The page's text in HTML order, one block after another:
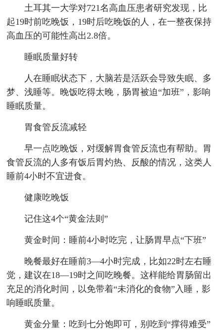
土耳其一大学对721名高血压患者研究发现，比
起19时前吃晚饭，19时后吃晚饭的人，在一整夜保持
高血压的可能性高出2.8倍。
睡眠质量好转
人在睡眠状态下，大脑若是活跃会导致失眠、多
梦、浅睡等。晚饭吃得太晚，肠胃被迫“加班”，影响
睡眠质量。
胃食管反流减轻
早一点吃晚饭，对缓解胃食管反流也有帮助。胃
食管反流的人多有饭后胃灼热、反酸的情况，这类人
睡前4小时不宜进食。
健康吃晚饭
记住这4个“黄金法则”
黄金时间：睡前4小时吃完，让肠胃早点“下班”
晚餐最好在睡前3—4小时完成，比如22时左右睡
觉，建议在18—19时之间吃晚餐。这样能给胃肠留出
充足的消化时间，以免带着“未消化的食物”入睡，影
响睡眠质量。
黄金分量：吃到七分饱即可，别吃到“撑得难受”